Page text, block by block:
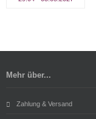
Mehr über...
Zahlung & Versand